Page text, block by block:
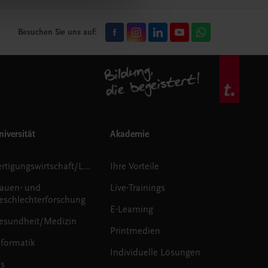
Besuchen Sie uns auf:
Fertigungswirtschaft/Logistik
und
Medizin
Akademie
Ihre Vorteile
Live-Trainings
E-Learning
Printmedien
Individuelle Lösungen